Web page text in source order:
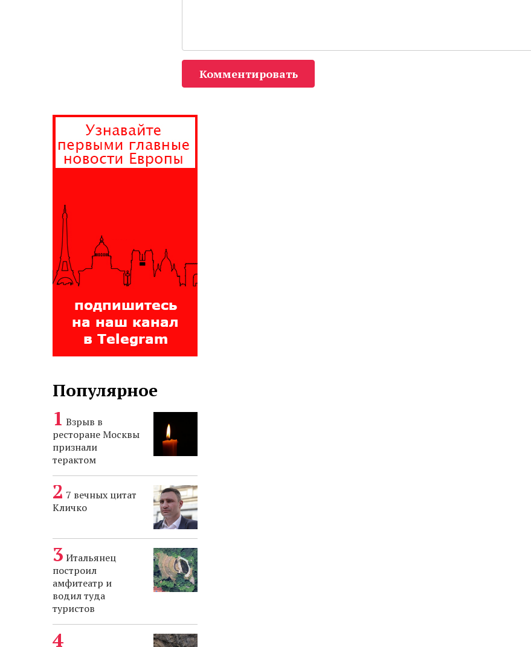
Комментировать
Популярное
Взрыв в
ресторане Москвы
признали
терактом
7 вечных цитат
Кличко
Итальянец
построил
амфитеатр и
водил туда
туристов